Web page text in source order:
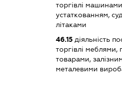
торгівлі
устаткованням,
літаками
46.15діяльність
торгівлі меблями,
товарами,
металевими